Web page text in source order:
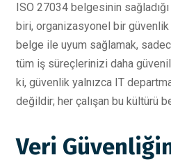
ISO 27034 belgesinin
biri, organizasyonel bir güvenlik
belge ile uyum sağlamak,
tüm iş süreçlerinizi daha
ki, güvenlik yalnızca IT
değildir; her çalışan bu kültürü
Veri